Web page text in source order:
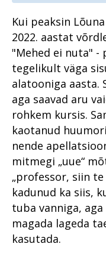
Kui peaksin
2022. aastat
"Mehed ei nuta" -
tegelikult väga
alatooniga aasta.
aga saavad aru
rohkem kursis.
kaotanud
nende
mitmegi „uue“
„professor, siin
kadunud ka siis,
tuba vanniga,
magada lageda
kasutada.